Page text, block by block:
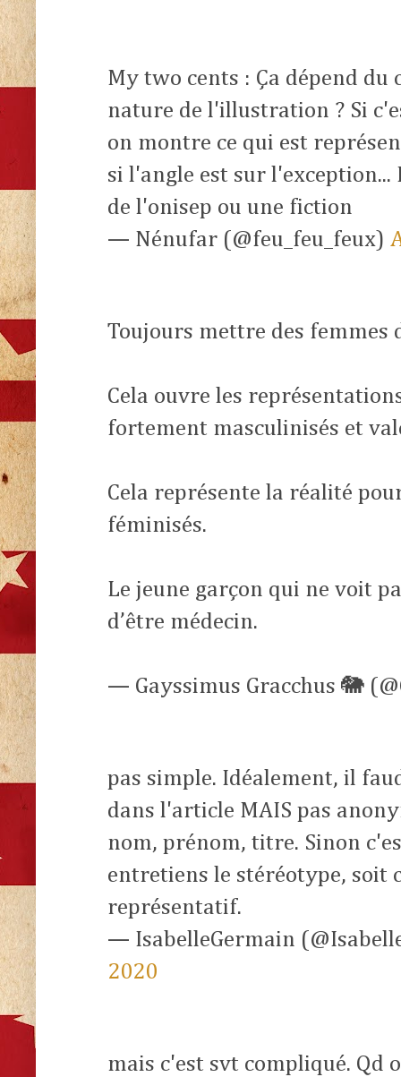
My two cents : Ça dépend du
nature de l'illustration ? Si
on montre ce qui est
si l'angle est sur l'exception...
de l'onisep ou une fiction
— Nénufar (@feu_feu_feux)
Toujours mettre des femmes
Cela ouvre les
fortement masculinisés et
Cela représente la réalité
féminisés.
Le jeune garçon qui ne voit
d’être médecin.
— Gayssimus Gracchus 🐘
pas simple. Idéalement, il
dans l'article MAIS pas
nom, prénom, titre. Sinon
entretiens le stéréotype, soit
représentatif.
— IsabelleGermain
2020
mais c'est svt compliqué. Qd